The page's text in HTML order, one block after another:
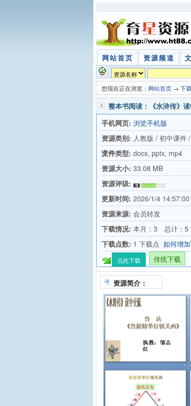
网站首页 资源频道
您现在正在浏览： 网站首页 → 下
整本书阅读：《水浒传》
手机网页: 浏览手机版
资源类别: 人教版 / 初中课件
课件
文件类型: docx, pptx, mp4
资源大小: 33.08 MB
资源评级:
更新时间: 2026/1/4 14:57:00
资源来源: 会员转发
下载情况: 本月：3 总计：5
下载点数: 1 下载点 如何增
点此下载 传统下载
资源简介：